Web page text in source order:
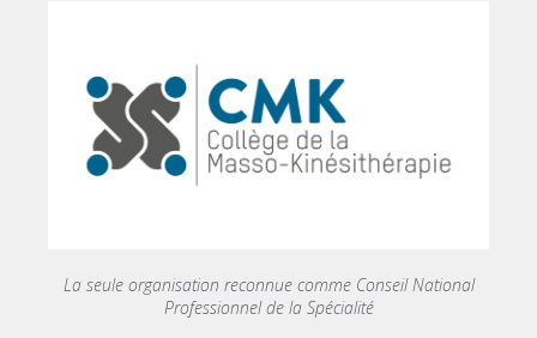
La seule organisation reconnue comme Conseil National
Professionnel de la Spécialité